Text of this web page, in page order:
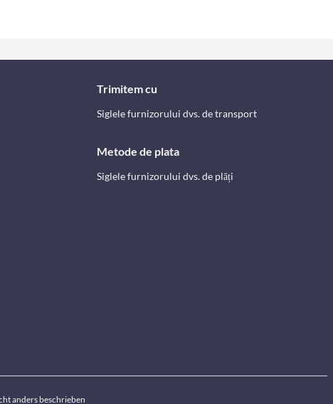
Trimitem cu
Siglele furnizorului dvs. de transport
Metode de plata
Siglele furnizorului dvs. de plăți
anders beschrieben